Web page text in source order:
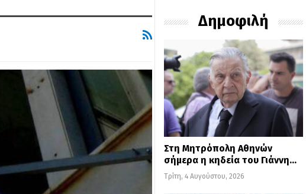
Δημοφιλή
Στη Μητρόπολη Αθηνών
σήμερα η κηδεία του Γιάννη…
Τρίτη, 4 Αυγούστου, 2026